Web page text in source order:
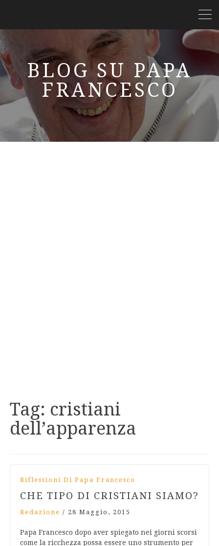
BLOG SU PAPA
FRANCESCO
Tag: cristiani
dell’apparenza
Riflessioni Di Papa Francesco
CHE TIPO DI CRISTIANI SIAMO?
Redazione / 28 Maggio, 2015
Papa Francesco dopo aver spiegato nei giorni scorsi
come la ricchezza possa essere uno strumento per